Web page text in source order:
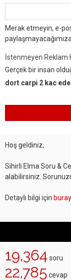
Merak etmeyin, e-
İstenmeyen Reklam
Gerçek bir insan
dort carpi 2 kac
Hoş geldiniz,
Sihirli Elma Soru &
alabilirsiniz.
Detaylı bilgi için
19,364 soru
22,785 cevap